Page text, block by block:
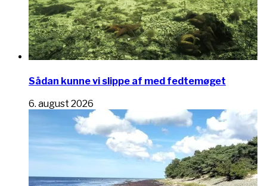
Sådan kunne vi slippe af med fedtemøget
6. august 2026